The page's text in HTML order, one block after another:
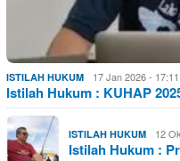
ISTILAH HUKUM 17 Jan 2026 -
Istilah Hukum : KUHAP
ISTILAH HUKUM 12
Istilah Hukum :